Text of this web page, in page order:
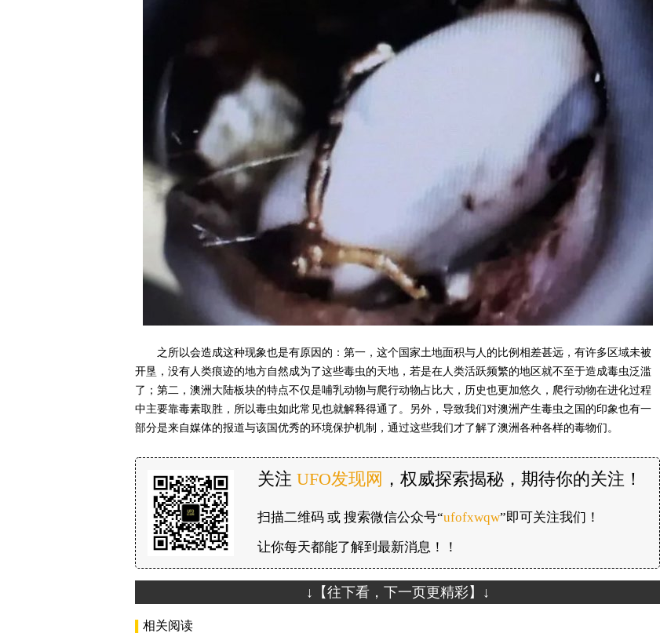
之所以会造成这种现象也是有原因的：第一，这个国家土地面积与人的比例相差甚远，有许多区域未被
开垦，没有人类痕迹的地方自然成为了这些毒虫的天地，若是在人类活跃频繁的地区就不至于造成毒虫泛滥
了；第二，澳洲大陆板块的特点不仅是哺乳动物与爬行动物占比大，历史也更加悠久，爬行动物在进化过程
中主要靠毒素取胜，所以毒虫如此常见也就解释得通了。另外，导致我们对澳洲产生毒虫之国的印象也有一
部分是来自媒体的报道与该国优秀的环境保护机制，通过这些我们才了解了澳洲各种各样的毒物们。
关注 UFO发现网 ，权威探索揭秘，期待你的关注！
扫描二维码 或 搜索微信公众号“ufofxwqw”即可关注我们！
让你每天都能了解到最新消息！！
↓【往下看，下一页更精彩】↓
相关阅读